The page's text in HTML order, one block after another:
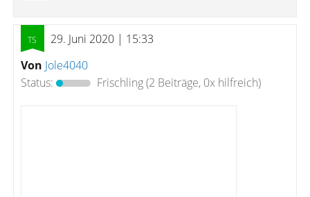
29. Juni 2020 | 15:33
Von Jole4040
Status:
Frischling(2 Beiträge, 0x hilfreich)